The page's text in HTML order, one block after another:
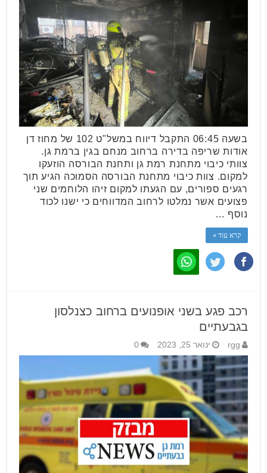
בשעה 06:45 התקבל דיווח במשל"ט 102 של מחוז דן
אודות שריפה בדירה ברחוב מנחם בגין ברמת גן.
צוותי כיבוי מתחנת רמת גן ותחנת הבורסה הוזעקו
למקום. צוות כיבוי מתחנת הבורסה הסמוכה הגיע תוך
רגעים ספורים, עם הגעתו למקום זיהו הלוחמים שני
פצועים אשר נמלטו לרחוב המדווחים כי ישנו לכוד
נוסף …
קרא עוד »
רכב פגע בשני אופנועים ברחוב כצנלסון
בגבעתיים
rgg ינואר 25, 2023 0